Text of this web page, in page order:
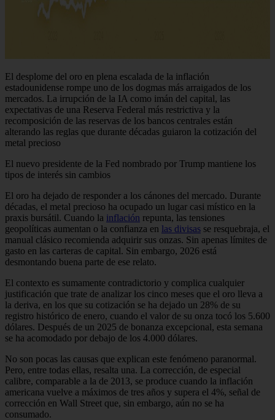
El desplome del oro en plena escalada de la inflación
estadounidense rompe uno de los dogmas más arraigados de los
mercados. La irrupción de la IA como imán del capital, las
expectativas de una Reserva Federal más restrictiva y la
recomposición de las reservas de los bancos centrales están
alterando las reglas que durante décadas guiaron la cotización del
metal precioso
El nuevo presidente de la Fed nombrado por Trump mantiene los
tipos de interés sin cambios
El oro ha dejado de responder a los cánones del mercado. Durante
décadas, el metal precioso ha ocupado un lugar casi místico en la
praxis bursátil. Cuando la inflación repunta, las tensiones
geopolíticas aumentan o la confianza en las divisas se resquebraja, el
manual clásico recomienda adquirir sus onzas. Sin apenas límites de
gasto en las carteras de capital. Sin embargo, 2026 está
desmontando buena parte de ese relato.
El contexto es sumamente contradictorio y complica cualquier
justificación que trate de analizar los cinco meses que el oro lleva a
la deriva, en los que su cotización se ha dejado un 28% de su
registro histórico de enero, cuando el valor de su onza tocó los 5.600
dólares. Después de un 2025 de bonanza excepcional, esta semana
se ha acomodado por debajo de los 4.000 dólares.
No son pocas las causas que explican este fenómeno paranormal.
Pero, entre todas ellas, resalta una. La corrección, de especial
calibre, comparable a la de 2013, se produce cuando la inflación
americana vuelve a máximos de tres años y supera el 4%, señal de
corrección en Wall Street que, sin embargo, aún no se ha
consumado.